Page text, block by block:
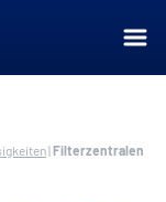
|Filterzentralen